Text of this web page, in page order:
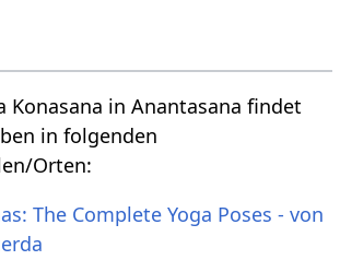
Konasana in Anantasana findet
in folgenden
Orten:
The Complete Yoga Poses - von